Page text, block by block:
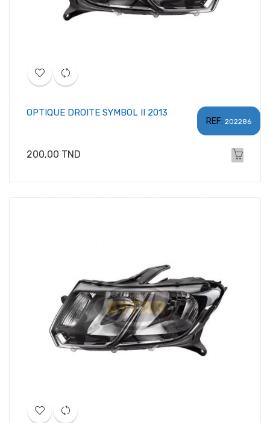
REF: 202286
OPTIQUE DROITE SYMBOL II 2013
Prix
200,00 TND